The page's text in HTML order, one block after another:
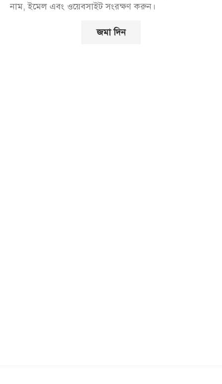
নাম, ইমেল এবং ওয়েবসাইট সংরক্ষণ করুন।